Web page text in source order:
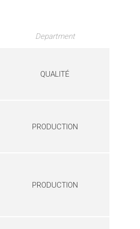
Department
QUALITÉ
PRODUCTION
PRODUCTION